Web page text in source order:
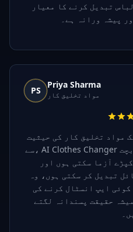
تبدیل کرنے کا معیار
پیشہ ورانہ ہے۔
PS
Priya Sharma
مواد تخلیق کار
مواد تخلیق کار کی حیثیت
سے، AI Clothes Changer میرے وقت اور پیسے کی بہت بچت
آزما سکتی ہوں اور
تبدیل کر سکتی ہوں، وہ
کوئی ایپ انسٹال کرنے کی
حقیقت پسندانہ لگتے